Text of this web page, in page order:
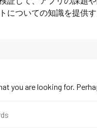
についての知識を提供す
you are looking for.